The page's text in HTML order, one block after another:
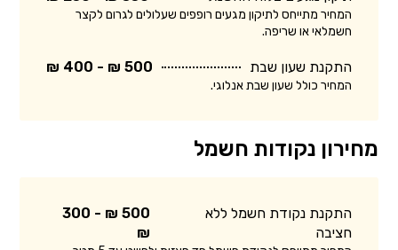
המחיר מתייחס לתיקון מגעים רופפים שעלולים לגרום לקצר
חשמלאי או שריפה.
התקנת שעון שבת 500 ₪ - 400 ₪
המחיר כולל שעון שבת אנלוגי.
מחירון נקודות חשמל
התקנת נקודת חשמל ללא
חציבה
500 ₪ - 300
₪